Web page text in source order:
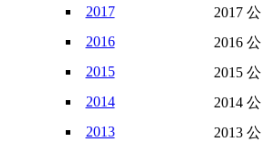
2017
2017
2016
2016
2015
2015
2014
2014
2013
2013